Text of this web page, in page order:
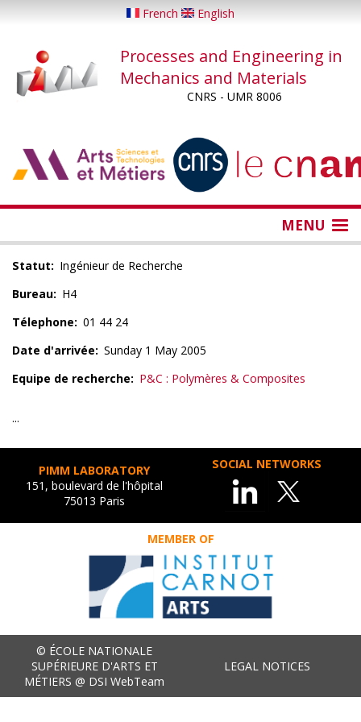
content
French English
Processes and Engineering in
Mechanics and Materials
CNRS - UMR 8006
MENU
Statut
Ingénieur de Recherche
Bureau
H4
Télephone
01 44 24
Date d'arrivée
Sunday 1 May 2005
Equipe de recherche
P&C : Polymères & Composites
...
PIMM LABORATORY
151, boulevard de l'hôpital
75013 Paris
SOCIAL NETWORKS
MEMBER OF
© ÉCOLE NATIONALE
SUPÉRIEURE D'ARTS ET
MÉTIERS @ DSI WebTeam
LEGAL NOTICES